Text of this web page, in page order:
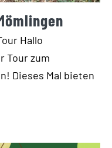
Hallo
Tour zum
Dieses Mal bieten